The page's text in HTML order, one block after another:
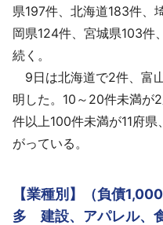
県197件、北海道183件、
岡県124件、宮城県103件
続く。
9日は北海道で2件、富
明した。10～20件未満が
件以上100件未満が11府
がっている。
【業種別】（負債
多 建設、アパレル、